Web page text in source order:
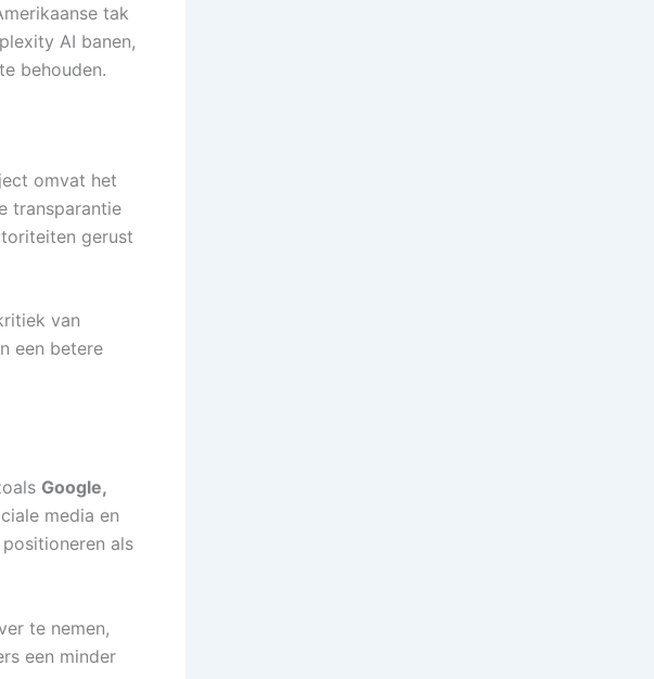
tak
AI banen,
behouden.
omvat het
transparantie
gerust
van
een betere
Google,
media en
als
te nemen,
een minder